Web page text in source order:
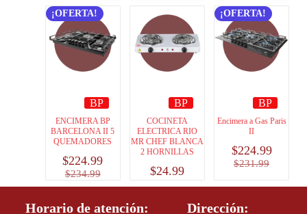
¡OFERTA!
BP
ENCIMERA BP
BARCELONA II 5
QUEMADORES
$234.99
$224.99
BP
COCINETA
ELECTRICA RIO
MR CHEF BLANCA
2 HORNILLAS
$24.99
¡OFERTA!
BP
Encimera a Gas Paris
II
$231.99
$224.99
Horario de atención: Dirección: